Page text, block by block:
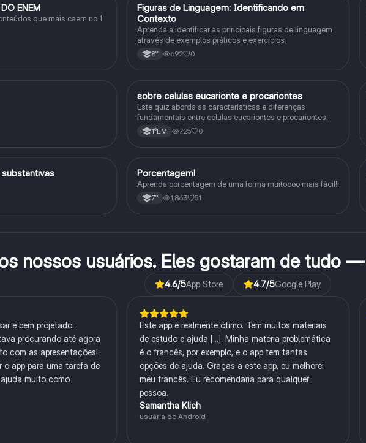
ENEM
que mais caem no 1
FPortuguês
Figuras de Linguagem: Identificando em
Contexto
Aprenda a identificar as principais figuras de linguagem
através de exemplos práticos e exercícios.
8° 692 0
Biologia
sobre celulas eucarionte e procariontes
Este quiz aborda as características e diferenças
fundamentais entre células eucariontes e procariontes.
1°EM 725 0
Matematica
Porcentagem!
Aprenda porcentagem de uma forma muitoooo mais fácil!!
7° 1,863 51
nossos usuários. Eles gostaram de tudo —
4.6/5App Store 4.7/5Google Play
e bem projetado.
procurando até agora
com as apresentações!
app para uma tarefa de
muito como
Este app é realmente ótimo. Tem muitos materiais
de estudo e ajuda [...]. Minha matéria problemática
é o francês, por exemplo, e o app tem tantas
opções de ajuda. Graças a este app, eu melhorei
meu francês. Eu recomendaria para qualquer
pessoa.
Samantha Klich
usuária de Android